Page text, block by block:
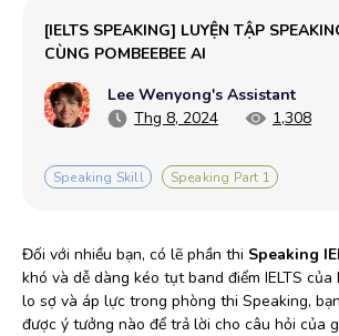
[IELTS SPEAKING] LUYỆN TẬP
CÙNG POMBEEBEE AI
Lee Wenyong's Assistant
Thg 8, 2024
1,308
Speaking Skill Speaking Part 1
Đối với nhiều bạn, có lẽ phần thi Speaking
khó và dễ dàng kéo tụt band điểm IELTS của
lo sợ và áp lực trong phòng thi Speaking,
được ý tưởng nào để trả lời cho câu hỏi của